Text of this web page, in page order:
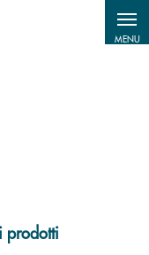
MENU
prodotti